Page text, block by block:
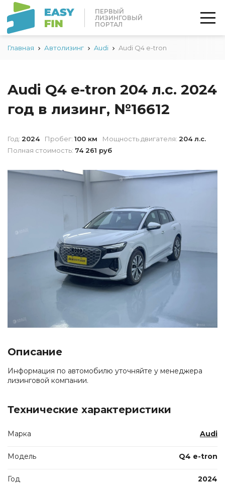
ПЕРВЫЙ
ЛИЗИНГОВЫЙ
ПОРТАЛ
Главная Автолизинг Audi Audi Q4 e-tron
Audi Q4 e-tron 204 л.с. 2024
год в лизинг, №16612
Год: 2024 Пробег: 100 км Мощность двигателя: 204 л.с.
Полная стоимость: 74 261 руб
Описание
Информация по автомобилю уточняйте у менеджера
лизинговой компании.
Технические характеристики
Марка Audi
Модель Q4 e-tron
Год 2024